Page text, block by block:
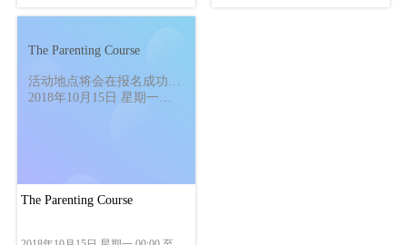
The Parenting Course
活动地点将会在报名成功后
通知
2018年10月15日 星期一
The Parenting Course